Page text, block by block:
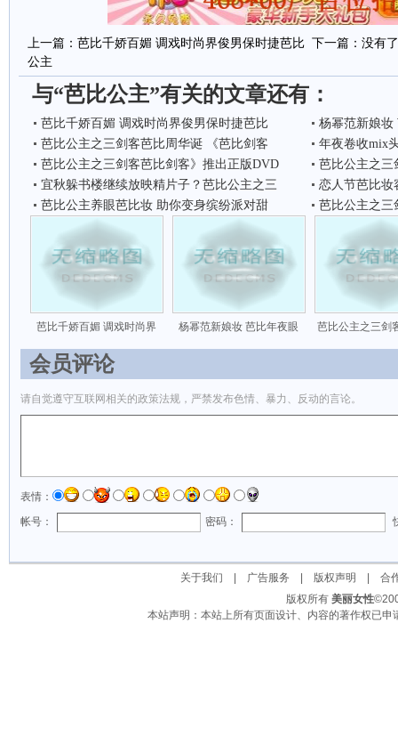
上一篇： 芭比千娇百媚 调戏时尚界俊男保时捷芭比
公主
下一篇：没有了
与“芭比公主”有关的文章还有：
芭比千娇百媚 调戏时尚界俊男保时捷芭比
杨幂范新娘妆
芭比公主之三剑客芭比周华诞 《芭比剑客
年夜卷收mix
芭比公主之三剑客芭比剑客》推出正版DVD
芭比公主之三
宜秋躲书楼继续放映精片子？芭比公主之三
恋人节芭比妆
芭比公主养眼芭比妆 助你变身缤纷派对甜
芭比公主之三
芭比千娇百媚 调戏时尚界 杨幂范新娘妆 芭比年夜眼 芭比公主之三剑
会员评论
请自觉遵守互联网相关的政策法规，严禁发布色情、暴力、反动的言论。
表情：
帐号：
密码：
关于我们 广告服务 版权声明
合
版权所有 美丽女性
本站声明：本站上所有页面设计、内容的著作权已